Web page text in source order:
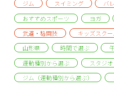
ジム スイミング バ
おすすめスポーツ
ヨガ
武道・格闘技
キッズスクー
山形県
時間で選ぶ
運動種別から選ぶ
スタジオ
ジム（運動種別から選ぶ）